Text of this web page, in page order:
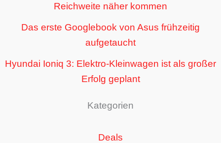
Reichweite näher kommen
Das erste Googlebook von Asus frühzeitig
aufgetaucht
Hyundai Ioniq 3: Elektro-Kleinwagen ist als großer
Erfolg geplant
Kategorien
Deals